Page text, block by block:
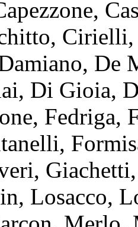
De
Di Gioia,
Fedriga,
Losacco,